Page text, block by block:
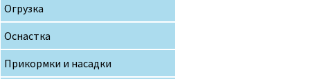
Огрузка
Оснастка
Прикормки и насадки